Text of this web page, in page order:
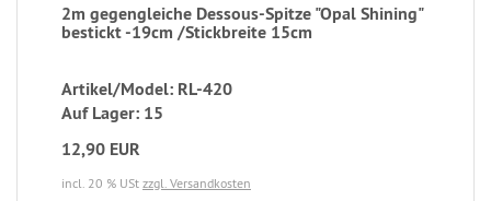
2m gegengleiche Dessous-Spitze "Opal Shining"
bestickt -19cm /Stickbreite 15cm
Artikel/Model: RL-420
Auf Lager: 15
12,90 EUR
incl. 20 % USt zzgl. Versandkosten